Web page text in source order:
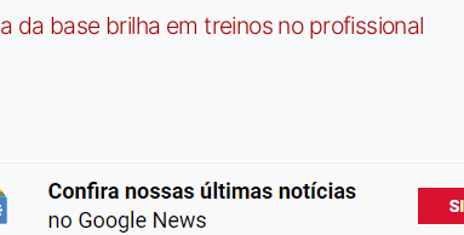
da base brilha em treinos no profissional